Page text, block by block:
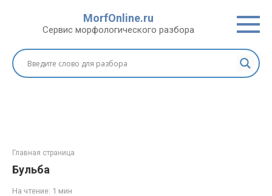
MorfOnline.ru
Сервис морфологического разбора
Главная страница
Бульба
На чтение: 1 мин